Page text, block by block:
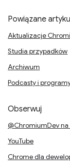
Powiązane
Aktualizacje
Studia przypadków
Archiwum
Podcasty i
Obserwuj
@ChromiumDev na
YouTube
Chrome dla